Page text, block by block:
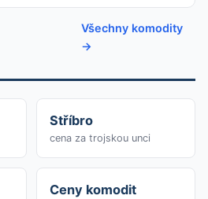
Všechny komodity
→
Stříbro
cena za trojskou unci
Ceny komodit